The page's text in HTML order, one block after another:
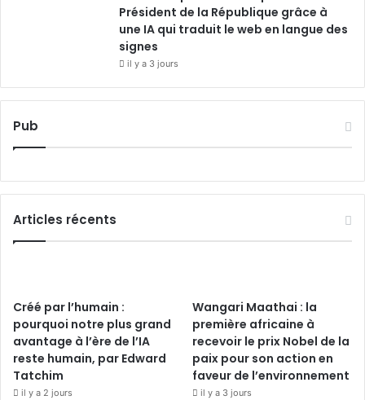
Président de la République grâce à
une IA qui traduit le web en langue des
signes
il y a 3 jours
Pub
Articles récents
Créé par l’humain :
pourquoi notre plus grand
avantage à l’ère de l’IA
reste humain, par Edward
Tatchim
il y a 2 jours
Wangari Maathai : la
première africaine à
recevoir le prix Nobel de la
paix pour son action en
faveur de l’environnement
il y a 3 jours